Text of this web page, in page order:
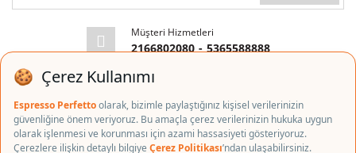
Müşteri Hizmetleri
2166802080 - 5365588888
E-posta Adresi